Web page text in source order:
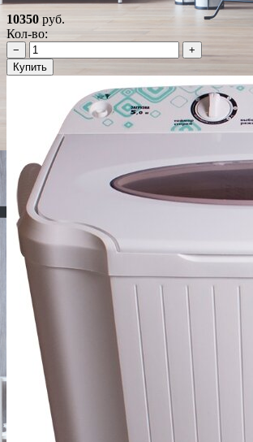
10350 руб.
Кол-во:
−
+
Купить